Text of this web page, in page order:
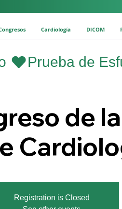
Cardiología DICOM
de
Registration is Closed